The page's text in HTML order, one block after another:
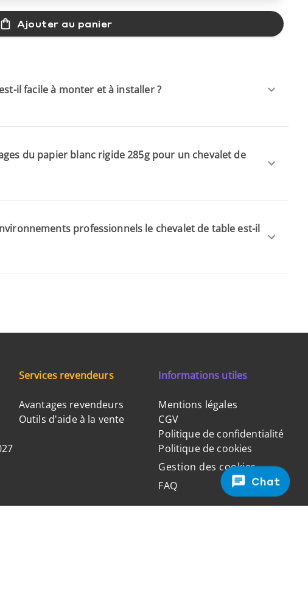
Ajouter au panier
il facile à monter et à installer ?
du papier blanc rigide 285g pour un chevalet de
professionnels le chevalet de table est-il
Chat
Services revendeurs
Avantages revendeurs
Outils d'aide à la vente
Informations utiles
Mentions légales
CGV
Politique de confidentialité
Politique de cookies
Gestion des cookies
FAQ